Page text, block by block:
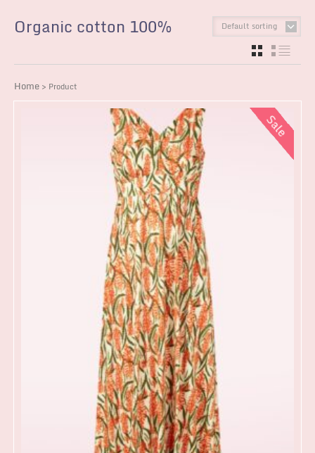
Organic cotton 100% Default sorting
GRID
Home > Product